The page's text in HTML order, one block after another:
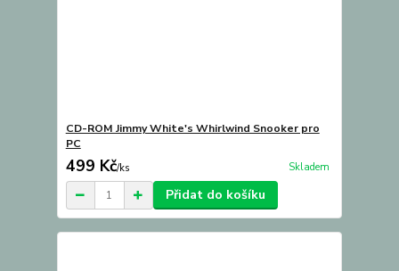
CD-ROM Jimmy White's Whirlwind Snooker pro
PC
499 Kč/ks Skladem
Přidat do košíku